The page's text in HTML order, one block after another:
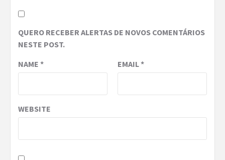
QUERO RECEBER ALERTAS DE NOVOS COMENTÁRIOS
NESTE POST.
NAME * EMAIL*
WEBSITE